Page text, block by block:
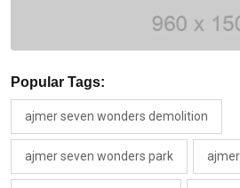
Popular Tags:
ajmer seven wonders demolition
ajmer seven wonders park